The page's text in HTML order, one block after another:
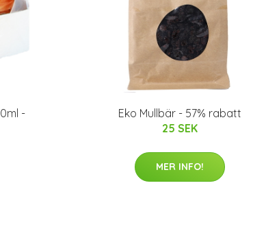
-
Eko Mullbär - 57% rabatt
25 SEK
MER INFO!